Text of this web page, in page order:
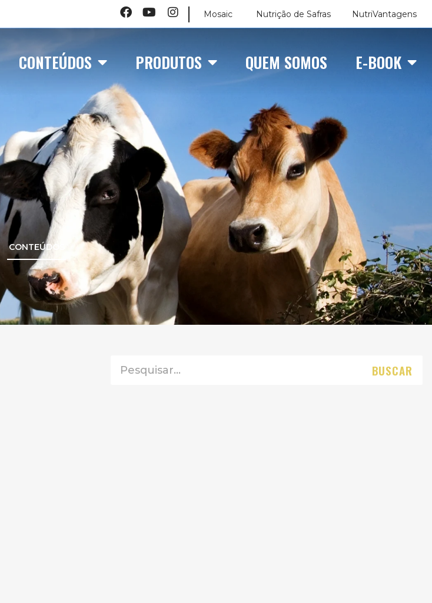
Mosaic Nutrição de Safras NutriVantagens
CONTEÚDOS PRODUTOS QUEM SOMOS E-BOOK
CONTEÚDOS
BUSCAR